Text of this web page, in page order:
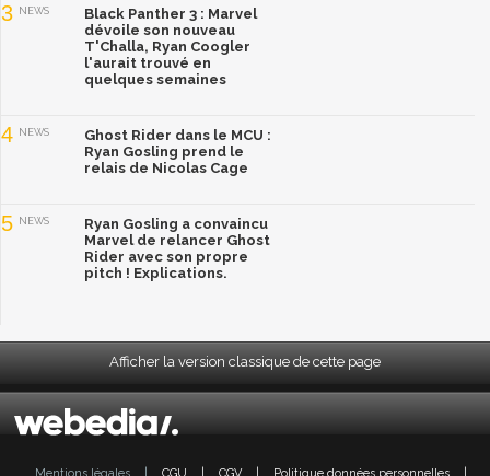
3 NEWS
Black Panther 3 : Marvel
dévoile son nouveau
T'Challa, Ryan Coogler
l'aurait trouvé en
quelques semaines
4 NEWS
Ghost Rider dans le MCU :
Ryan Gosling prend le
relais de Nicolas Cage
5 NEWS
Ryan Gosling a convaincu
Marvel de relancer Ghost
Rider avec son propre
pitch ! Explications.
Afficher la version classique de cette page